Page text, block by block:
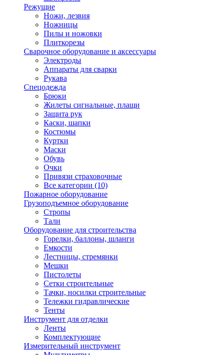
Режущие
Ножи, лезвия
Ножницы
Пилы и ножовки
Плиткорезы
Сварочное оборудование и аксессуары
Электроды
Аппараты для сварки
Рукава
Спецодежда
Брюки
Жилеты сигнальные, плащи
Защита рук
Каски, шапки
Костюмы
Куртки
Маски
Обувь
Очки
Привязи страховочные
Все категории (10)
Пожарное оборудование
Грузоподъемное оборудование
Стропы
Тали
Оборудование для строительства
Горелки, баллоны, шланги
Емкости
Лестницы, стремянки
Мешки
Пистолеты
Сетки строительные
Тачки, носилки строительные
Тележки гидравлические
Тенты
Инструмент для отделки
Ленты
Комплектующие
Измерительный инструмент